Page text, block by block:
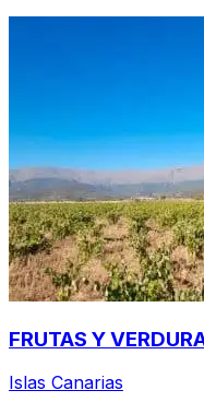
FRUTAS Y
Islas Canarias